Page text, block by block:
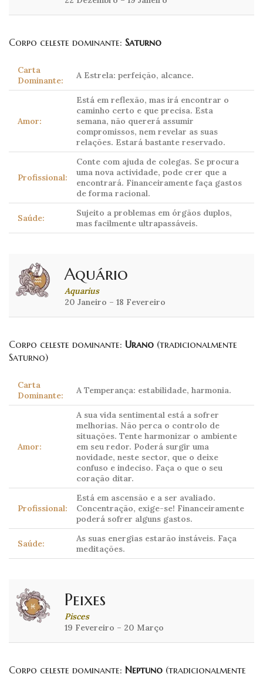
Corpo celeste dominante: Saturno
Carta
Dominante:
A Estrela: perfeição, alcance.
Amor:
Está em reflexão, mas irá encontrar o
caminho certo e que precisa. Esta
semana, não quererá assumir
compromissos, nem revelar as suas
relações. Estará bastante reservado.
Profissional:
Conte com ajuda de colegas. Se procura
uma nova actividade, pode crer que a
encontrará. Financeiramente faça gastos
de forma racional.
Saúde:
Sujeito a problemas em órgãos duplos,
mas facilmente ultrapassáveis.
Aquário
Aquarius
20 Janeiro – 18 Fevereiro
Corpo celeste dominante: Urano (tradicionalmente
Saturno)
Carta
Dominante:
A Temperança: estabilidade, harmonia.
Amor:
A sua vida sentimental está a sofrer
melhorias. Não perca o controlo de
situações. Tente harmonizar o ambiente
em seu redor. Poderá surgir uma
novidade, neste sector, que o deixe
confuso e indeciso. Faça o que o seu
coração ditar.
Profissional:
Está em ascensão e a ser avaliado.
Concentração, exige-se! Financeiramente
poderá sofrer alguns gastos.
Saúde:
As suas energias estarão instáveis. Faça
meditações.
Peixes
Pisces
19 Fevereiro – 20 Março
Corpo celeste dominante: Neptuno (tradicionalmente